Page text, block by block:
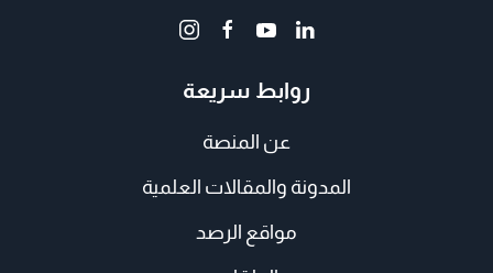
روابط سريعة
عن المنصة
المدونة والمقالات العلمية
مواقع الرصد